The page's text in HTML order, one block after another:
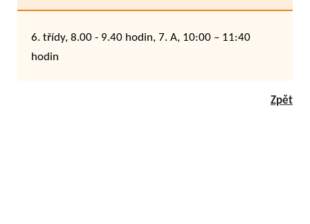
6. třídy, 8.00 - 9.40 hodin, 7. A, 10:00 – 11:40
hodin
Zpět